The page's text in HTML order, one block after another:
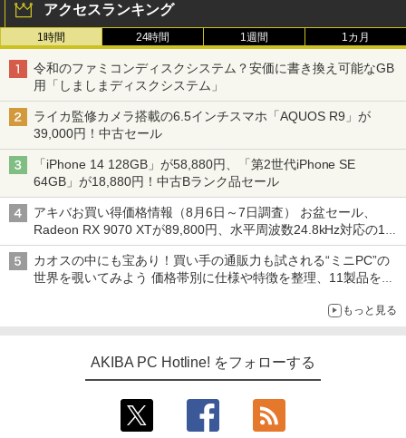
アクセスランキング
1時間 24時間 1週間 1カ月
令和のファミコンディスクシステム？安価に書き換え可能なGB
用「しましまディスクシステム」
ライカ監修カメラ搭載の6.5インチスマホ「AQUOS R9」が
39,000円！中古セール
「iPhone 14 128GB」が58,880円、「第2世代iPhone SE
64GB」が18,880円！中古Bランク品セール
アキバお買い得価格情報（8月6日～7日調査） お盆セール、
Radeon RX 9070 XTが89,800円、水平周波数24.8kHz対応の17
型モニターが9,801円、暑さ指数連動セール ほか
カオスの中にも宝あり！買い手の通販力も試される“ミニPC”の
世界を覗いてみよう 価格帯別に仕様や特徴を整理、11製品をピ
もっと見る
AKIBA PC Hotline! をフォローする